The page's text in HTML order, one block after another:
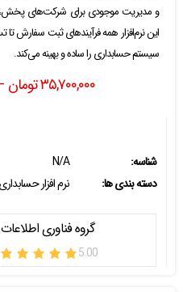
و مدیریت موجودی برای شرکت‌های پخش،
این نرم‌افزار همه فرآیندهای ثبت سفارش
سیستم حسابداری را ساده و بهینه می‌کند.
۳۵,۷۰۰,۰۰۰تومان
شناسه:
N/A
دسته بندی ها:
نرم افزار
گروه فناوری
5.00